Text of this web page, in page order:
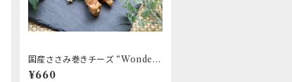
国産ささみ巻きチーズ “Wonderf
ul Kitchen / (旧)P-ball”
¥660